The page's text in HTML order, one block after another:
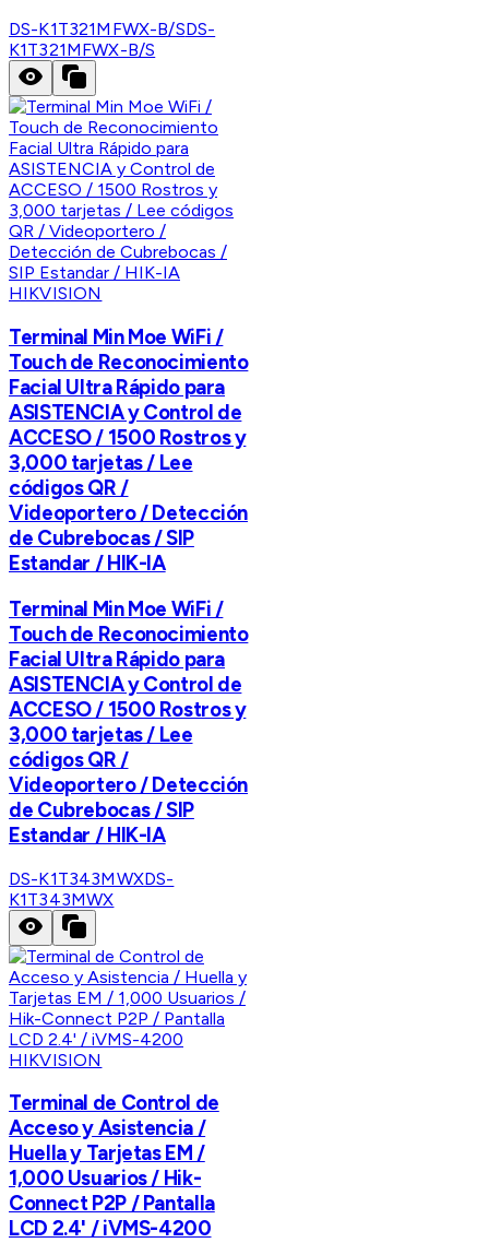
DS-K1T321MFWX-B/SDS-
K1T321MFWX-B/S
HIKVISION
Terminal Min Moe WiFi /
Touch de Reconocimiento
Facial Ultra Rápido para
ASISTENCIA y Control de
ACCESO / 1500 Rostros y
3,000 tarjetas / Lee
códigos QR /
Videoportero / Detección
de Cubrebocas / SIP
Estandar / HIK-IA
Terminal Min Moe WiFi /
Touch de Reconocimiento
Facial Ultra Rápido para
ASISTENCIA y Control de
ACCESO / 1500 Rostros y
3,000 tarjetas / Lee
códigos QR /
Videoportero / Detección
de Cubrebocas / SIP
Estandar / HIK-IA
DS-K1T343MWXDS-
K1T343MWX
HIKVISION
Terminal de Control de
Acceso y Asistencia /
Huella y Tarjetas EM /
1,000 Usuarios / Hik-
Connect P2P / Pantalla
LCD 2.4' / iVMS-4200